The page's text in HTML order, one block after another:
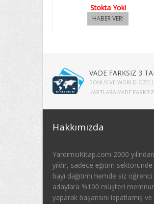
Stokta Yok!
VADE FARKSIZ 3
BONUS VE WORLD
KARTLARA VADE
Hakkımızda
YardımcıKitap.com 2000
yıldır, sadece eğitim
bayi dağıtımı hemde siz
adaylara %100 müşteri
yaparak başarısını ispatlamış